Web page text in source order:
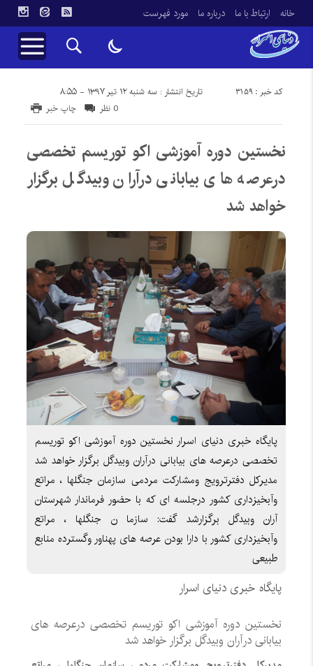
خانه ارتباط با ما درباره ما مورد فهرست
تاریخ انتشار : سه شنبه ۱۲ تیر ۱۳۹۷ - ۸:۵۵ کد خبر : 3159
چاپ خبر 0 نظر
نخستین دوره آموزشی اکو توریسم تخصصی
درعرصه های بیابانی درآران وبیدگل برگزار
خواهد شد
پایگاه خبری دنیای اسرار نخستین دوره آموزشی اکو توریسم
تخصصی درعرصه های بیابانی درآران وبیدگل برگزار خواهد شد
مدیرکل دفترترویج ومشارکت مردمی سازمان جنگلها ، مراتع
وآبخیزداری کشور درجلسه ای که با حضور فرماندار شهرستان
آران وبیدگل برگزارشد گفت: سازما ن جنگلها ، مراتع
وآبخیزداری کشور با دارا بودن عرصه های پهناور وگسترده منابع
طبیعی
پایگاه خبری دنیای اسرار
نخستین دوره آموزشی اکو توریسم تخصصی درعرصه های
بیابانی درآران وبیدگل برگزار خواهد شد